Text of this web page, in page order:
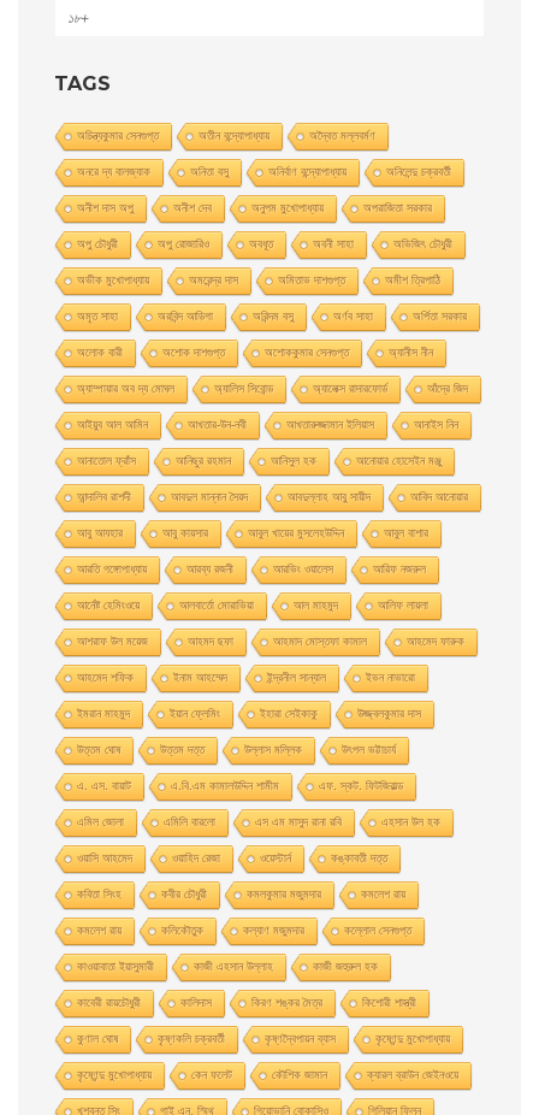
১৮+
TAGS
অচিন্ত্যকুমার সেনগুপ্ত অতীন বন্দ্যোপাধ্যায় অদ্বৈত মল্লবর্মণ
অনরে দ্য বালজ্যাক অনিতা বসু অনির্বাণ বন্দ্যোপাধ্যায় অনিলেন্দু চক্রবর্তী
অনীশ দাস অপু অনীশ দেব অনুপম মুখোপাধ্যায় অপরাজিতা সরকার
অপু চৌধুরী অপু রােজারিও অবধূত অবনী সাহা অভিজিৎ চৌধুরী
অভীক মুখোপাধ্যায় অমরেন্দ্র দাস অমিতাভ দাশগুপ্ত অমীশ ত্রিপাঠি
অমৃত সাহা অরবিন্দ আডিগা অরিন্দম বসু অর্ণব সাহা অর্পিতা সরকার
অলোক বারী অশােক দাশগুপ্ত অশোককুমার সেনগুপ্ত অ্যানীস নীন
অ্যাম্পায়ার অব দ্য মােঘল অ্যালিস সিবােন্ড অ্যালেক্স রাদারফোর্ড আঁদ্রে জিদ
আইয়ুব আল আমিন আখতার-উন-নবী আখতারুজ্জামান ইলিয়াস আনাইস নিন
আনাতােল ফ্রাঁস আনিছুর রহমান আনিসুল হক আনোয়ার হোসেইন মঞ্জু
আন্দালিব রাশদী আবদুল মান্নান সৈয়দ আবদুল্লাহ আবু সায়ীদ আবিদ আনোয়ার
আবু আযহার আবু কায়সার আবুল খায়ের মুসলেহউদ্দিন আবুল বাশার
আরতি গঙ্গোপাধ্যায় আরব্য রজনী আরভিং ওয়ালেস আরিফ নজরুল
আর্নেষ্ট হেমিংওয়ে আলবার্তো মােরাভিয়া আল মাহমুদ আলিফ লায়লা
আশরাফ উল ময়েজ আহমদ ছফা আহমাদ মোস্তফা কামাল আহমেদ ফারুক
আহমেদ শফিক ইনাম আহম্মেদ ইন্দ্রনীল সান্যাল ইভন নাভারাে
ইমরান মাহমুদ ইয়ান ফ্লেমিং ইহারা সেইকাকু উজ্জ্বলকুমার দাস
উত্তম ঘােষ উত্তম দত্ত উল্লাস মল্লিক উৎপল ভট্টাচার্য
এ. এস. বায়াট এ.বি.এম কামালউদ্দিন শামীম এফ. স্কট. ফিটজিরাল্ড
এমিল জোলা এমিলি বারলো এস এম মাসুদ রানা রবি এহসান উল হক
ওয়াসি আহমেদ ওয়াহিদ রেজা ওয়েস্টার্ন কঙ্কাবতী দত্ত
কবিতা সিংহ কবীর চৌধুরী কমলকুমার মজুমদার কমলেশ রায়
কমলেশ রায় কলিকৌতুক কল্যাণ মজুমদার কল্লোল সেনগুপ্ত
কাওয়াবাতা ইয়াসুমারী কাজী এহসান উল্লাহ কাজী জহুরুল হক
কাবেরী রায়চৌধুরী কালিদাস কিরণ শঙ্কর মৈত্র কিশোরী শাস্ত্রী
কুণাল ঘোষ কৃষ্ণকলি চক্রবর্তী কৃষ্ণদ্বৈপায়ন ব্যাস কৃষ্ণেন্দু মুখােপাধ্যায়
কৃষ্ণেন্দু মুখোপাধ্যায় কেন ফলেট কৌশিক জামান ক্যারল ব্রাউন জেইনওয়ে
খুশবন্ত সিং গাই এন. স্মিথ গিয়ােভানি বােকাসিও গিলিয়ান ফ্লিন